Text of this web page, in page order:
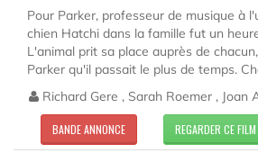
Pour Parker, professeur de musique à
chien Hatchi dans la famille fut un
L'animal prit sa place auprès de
Parker qu'il passait le plus de temps.
Richard Gere , Sarah Roemer , Joan
BANDE ANNONCE REGARDER CE FILM